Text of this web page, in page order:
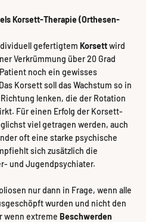
Korsett-Therapie (Orthesen-
gefertigtem Korsettwird
Verkrümmung über 20 Grad
noch ein gewisses
Korsett soll das Wachstum so in
lenken, die der Rotation
Für einen Erfolg der Korsett-
viel getragen werden, auch
oft eine starke psychische
sich zusätzlich die
und Jugendpsychiater.
nur dann in Frage, wenn alle
wurden und nicht den
wenn extreme Beschwerden